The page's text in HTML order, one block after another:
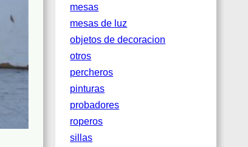
mesas
mesas de luz
objetos de decoracion
otros
percheros
pinturas
probadores
roperos
sillas